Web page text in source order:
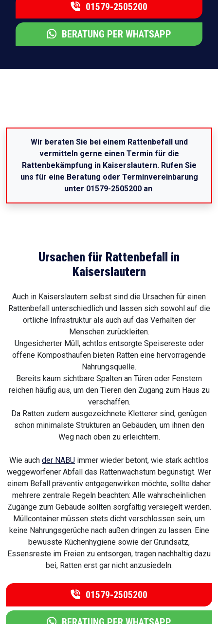
01579-2505200
BERATUNG PER WHATSAPP
Wir beraten Sie bei einem Rattenbefall und
vermitteln gerne einen Termin für die
Rattenbekämpfung in Kaiserslautern. Rufen Sie
uns für eine Beratung oder Terminvereinbarung
unter 01579-2505200 an.
Ursachen für Rattenbefall in
Kaiserslautern
Auch in Kaiserslautern selbst sind die Ursachen für einen
Rattenbefall unterschiedlich und lassen sich sowohl auf die
örtliche Infrastruktur als auch auf das Verhalten der
Menschen zurückleiten.
Ungesicherter Müll, achtlos entsorgte Speisereste oder
offene Komposthaufen bieten Ratten eine hervorragende
Nahrungsquelle.
Bereits kaum sichtbare Spalten an Türen oder Fenstern
reichen häufig aus, um den Tieren den Zugang zum Haus zu
verschaffen.
Da Ratten zudem ausgezeichnete Kletterer sind, genügen
schon minimalste Strukturen an Gebäuden, um ihnen den
Weg nach oben zu erleichtern.
Wie auch der NABU immer wieder betont, wie stark achtlos
weggeworfener Abfall das Rattenwachstum begünstigt. Wer
einem Befall präventiv entgegenwirken möchte, sollte daher
mehrere zentrale Regeln beachten: Alle wahrscheinlichen
Zugänge zum Gebäude sollten sorgfältig versiegelt werden.
Müllcontainer müssen stets dicht verschlossen sein, um
keine Nahrungsgerüche nach außen dringen zu lassen. Eine
bewusste Küchenhygiene sowie der Grundsatz,
Essensreste im Freien zu entsorgen, tragen nachhaltig dazu
bei, Ratten erst gar nicht anzusiedeln.
01579-2505200